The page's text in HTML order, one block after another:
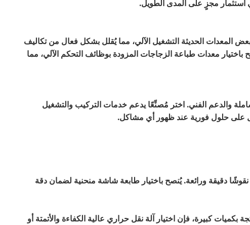
استثمار مجزٍ على المدى الطويل.
المعدات الحديثة التشغيل الآلي، مما يُقلل بشكل فعال من تكاليف
معدات طباعة الزجاجات المزودة بوظائف التحكم الآلي، مما
والدعم الفني. اختر مُصنِّعًا يدعم خدمات التركيب والتشغيل
على حلول فورية عند ظهور أي مشاكل.
دقيقة ورائعة. يُنصح باختيار طابعة شاشة منحنية لضمان دقة
بكميات كبيرة، فإن اختيار آلة نقل حراري عالية الكفاءة والأتمتة أو